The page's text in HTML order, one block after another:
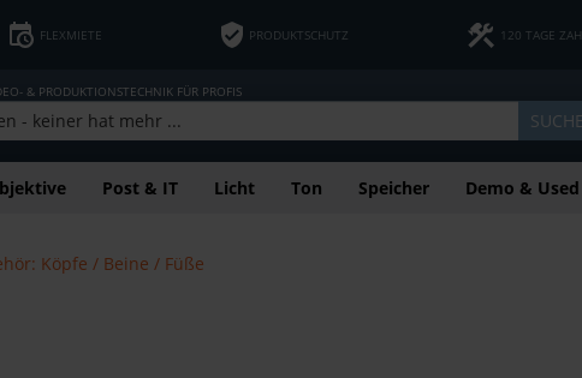
FLEXMIETE PRODUKTSCHUTZ 120 TAGE
& PRODUKTIONSTECHNIK FÜR PROFIS
Post & IT Licht Ton Speicher Demo & Used
Köpfe / Beine / Füße